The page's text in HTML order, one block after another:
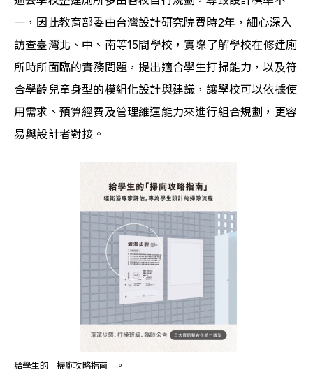
一，因此教育部委由台灣設計研究院費時2年，細心深入
訪查臺灣北、中、南等15間學校，實際了解學校在修建廁
所時所面臨的實務問題，提出適合學生打掃能力，以及符
合學齡兒童身型的模組化設計與建議，讓學校可以依據使
用需求、預算經費及管理維運能力來進行組合規劃，更容
易與設計者對接。
給學生的「掃廁攻略指南」。